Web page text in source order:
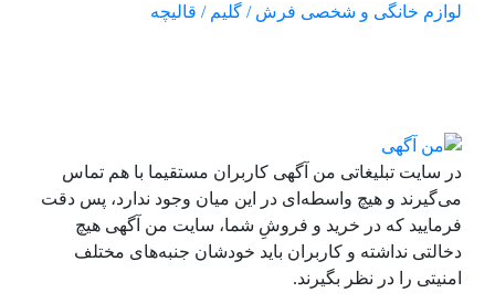
لوازم خانگی و شخصی فرش / گلیم / قالیچه
در سایت تبلیغاتی من آگهی کاربران مستقیما با هم تماس
می‌گیرند و هیچ واسطه‌ای در این میان وجود ندارد، پس دقت
فرمایید که در خرید و فروشِ شما، سایت من آگهی هیچ
دخالتی نداشته و کاربران باید خودشان جنبه‌های مختلف
امنیتی را در نظر بگیرند.